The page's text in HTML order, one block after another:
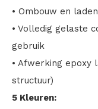
• Ombouw en
• Volledig gelaste
gebruik
• Afwerking epoxy
structuur)
5 Kleuren: